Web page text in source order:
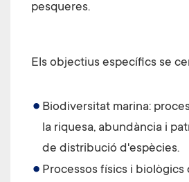
pesqueres.
Els objectius específics se
Biodiversitat marina:
la riquesa, abundància i
de distribució d'espècies.
Processos físics i